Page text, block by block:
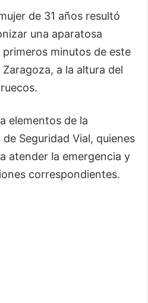
de 31 años resultó
una aparatosa
minutos de este
a la altura del
elementos de la
Seguridad Vial, quienes
atender la emergencia y
correspondientes.